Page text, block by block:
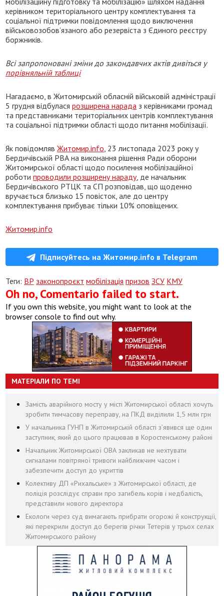
керівником територіального центру комплектування та
соціальної підтримки повідомлення щодо виключення
військовозобов’язаного або резервіста з Єдиного реєстру
боржників.
Всі запропоновані зміни до закондавчих актів дивіться у
порівняльній таблиці
Нагадаємо, в Житомирській обласній військовій адміністрації
5 грудня відбуласярозширена нарада з керівниками громад
та представниками територіальних центрів комплектування
та соціальної підтримки області щодо питання мобілізації.
Як повідомлявЖитомир.info , 23 листопада 2023 року у
Бердичівській РВА на виконання рішення Ради оборони
Житомирської області щодо посилення мобілізаційної
роботипроводили розширену нараду, де начальник
Бердичівського РТЦК та СП розповідав, що щоденно
вручається близько 15 повісток, але до центру
комплектування прибуває тільки 10% оповіщених.
Житомир.info
Підписуйтесь на Житомир.info в Telegram
Теги: ВР законопроєкт мобілізація призов ЗСУ КМУ
Oh no, Comentario failed to start.
If you own this website, you might want to look at the
browser console to find out why.
МАТЕРІАЛИ ПО ТЕМІ
Замість аварійного мосту у місті Житомирської області хочуть
зробити тимчасову переправу, на ПКД виділили 1,5 млн грн
У начальника ГУНП в Житомирській області з’явився ще один
заступник, який до цього працював в Коростенському районі
Начальник Житомирської ОВА закликав не нехтувати
сигналами повітряної тривоги найближчим часом і
забезпечити доступ до укриттів
Колективу ДП «Рихальське» з Житомирської області, де
поліція розслідує справи про загибель корів і недбалість,
представили нового директора
Екологи через суд вимагають прибрати огорожі й конструкції,
які перекрили доступ до берегів річки Тетерів у трьох селах
Житомирського району